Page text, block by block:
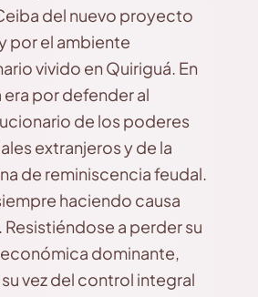
del nuevo proyecto
por el ambiente
vivido en Quiriguá. En
era por defender al
de los poderes
extranjeros y de la
de reminiscencia feudal.
haciendo causa
Resistiéndose a perder su
dominante,
vez del control integral